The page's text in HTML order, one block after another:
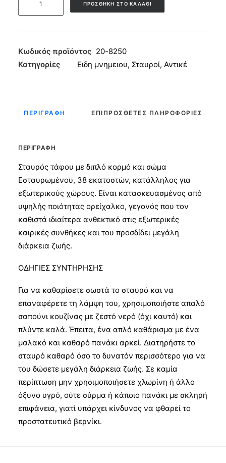
38εκ
ποσότητα
ΠΡΟΣΘΉΚΗ ΣΤΟ ΚΑΛΆΘΙ
Κωδικός προϊόντος 20-8250
Κατηγορίες
Ειδη μνημειου, Σταυροί, Αντικέ
ΠΕΡΙΓΡΑΦΉ ΕΠΙΠΡΌΣΘΕΤΕΣ ΠΛΗΡΟΦΟΡΊΕΣ
ΠΕΡΙΓΡΑΦΉ
Σταυρός τάφου με διπλό κορμό και σώμα
Εσταυρωμένου, 38 εκατοστών, κατάλληλος για
εξωτερικούς χώρους. Είναι κατασκευασμένος από
υψηλής ποιότητας ορείχαλκο, γεγονός που τον
καθιστά ιδιαίτερα ανθεκτικό στις εξωτερικές
καιρικές συνθήκες και του προσδίδει μεγάλη
διάρκεια ζωής.
ΟΔΗΓΙΕΣ ΣΥΝΤΗΡΗΣΗΣ
Για να καθαρίσετε σωστά το σταυρό και να
επαναφέρετε τη λάμψη του, χρησιμοποιήστε απαλό
σαπούνι κουζίνας με ζεστό νερό (όχι καυτό) και
πλύντε καλά. Έπειτα, ένα απλό καθάρισμα με ένα
μαλακό και καθαρό πανάκι αρκεί. Διατηρήστε το
σταυρό καθαρό όσο το δυνατόν περισσότερο για να
του δώσετε μεγάλη διάρκεια ζωής. Σε καμία
περίπτωση μην χρησιμοποιήσετε χλωρίνη ή άλλο
όξυνο υγρό, ούτε σύρμα ή κάποιο πανάκι με σκληρή
επιφάνεια, γιατί υπάρχει κίνδυνος να φθαρεί το
προστατευτικό βερνίκι.